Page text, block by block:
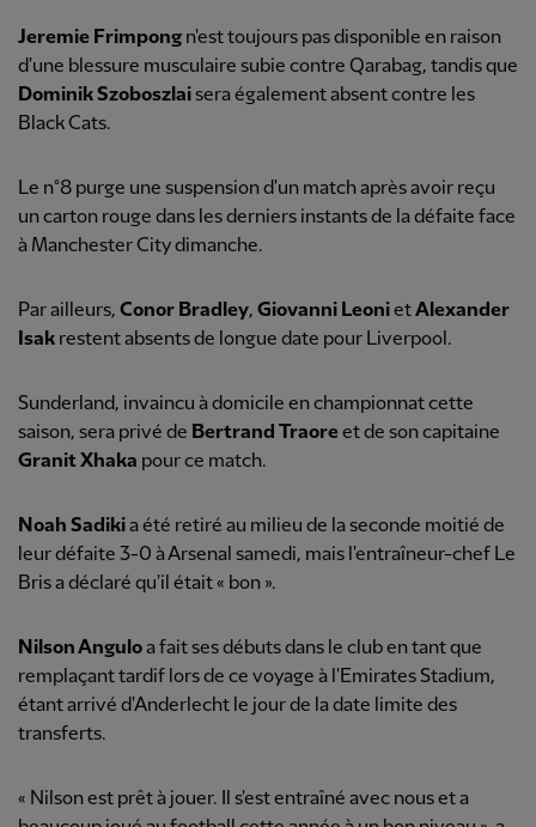
Jeremie Frimpong n'est toujours pas disponible en raison
d'une blessure musculaire subie contre Qarabag, tandis que
Dominik Szoboszlaisera également absent contre les
Black Cats.
Le n°8 purge une suspension d'un match après avoir reçu
un carton rouge dans les derniers instants de la défaite face
à Manchester City dimanche.
Par ailleurs, Conor Bradley, Giovanni LeonietAlexander
Isak restent absents de longue date pour Liverpool.
Sunderland, invaincu à domicile en championnat cette
saison, sera privé de Bertrand Traoreet de son capitaine
Granit Xhaka pour ce match.
Noah Sadikia été retiré au milieu de la seconde moitié de
leur défaite 3-0 à Arsenal samedi, mais l'entraîneur-chef Le
Bris a déclaré qu'il était « bon ».
Nilson Anguloa fait ses débuts dans le club en tant que
remplaçant tardif lors de ce voyage à l'Emirates Stadium,
étant arrivé d'Anderlecht le jour de la date limite des
transferts.
« Nilson est prêt à jouer. Il s'est entraîné avec nous et a